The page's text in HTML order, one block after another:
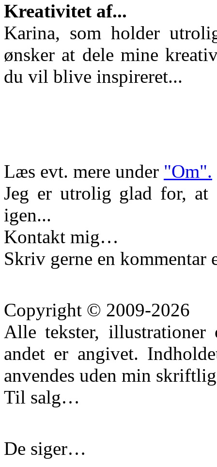
Kreativitet af...
Karina, som holder
ønsker at dele mine
du vil blive inspireret...
Læs evt. mere under "Om".
Jeg er utrolig glad for,
igen...
Kontakt mig…
Skriv gerne en kommentar
Copyright © 2009-2026
Alle tekster, illustrationer
andet er angivet.
anvendes uden min
Til salg…
De siger…